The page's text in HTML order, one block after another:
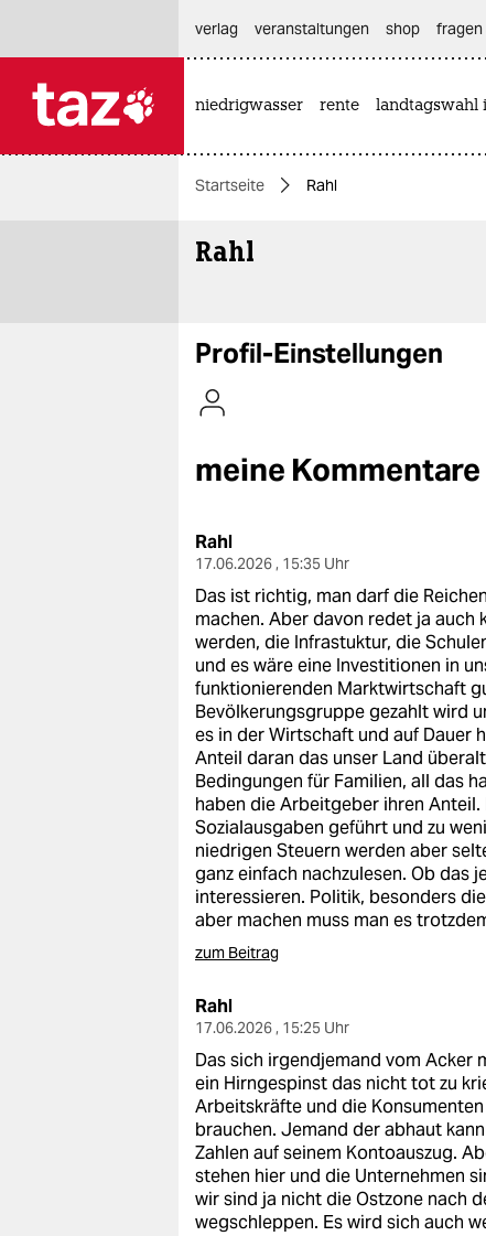
themen
politik
gesellschaft
kultur
nord
wahrheit
verlag
verlag
veranstaltungen
shop
fragen & hilfe
unterstützen
abo
genossenschaft
verlag
veranstaltungen shop fragen
niedrigwasser rente landtagswahl
Startseite Rahl
Rahl
Profil-Einstellungen
meine Kommentare
Rahl
17.06.2026 , 15:35 Uhr
Das ist richtig, man darf die
machen. Aber davon redet ja auch
werden, die Infrastuktur, die
und es wäre eine Investitionen in
funktionierenden Marktwirtschaft
Bevölkerungsgruppe gezahlt wird
es in der Wirtschaft und auf Dauer
Anteil daran das unser Land
Bedingungen für Familien, all das
haben die Arbeitgeber ihren
Sozialausgaben geführt und zu
niedrigen Steuern werden aber
ganz einfach nachzulesen. Ob
interessieren. Politik, besonders
aber machen muss man es
zum Beitrag
Rahl
17.06.2026 , 15:25 Uhr
Das sich irgendjemand vom Acker
ein Hirngespinst das nicht tot zu
Arbeitskräfte und die
brauchen. Jemand der abhaut
Zahlen auf seinem Kontoauszug.
stehen hier und die Unternehmen
wir sind ja nicht die Ostzone nach
wegschleppen. Es wird sich auch